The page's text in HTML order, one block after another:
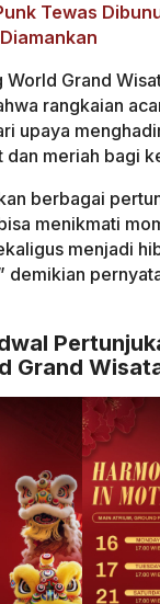
Tewas
World Grand
rangkaian
upaya
dan meriah bagi
berbagai
menikmati
menjadi
demikian
Grand